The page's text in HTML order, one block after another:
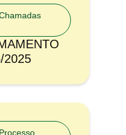
2025
Processo